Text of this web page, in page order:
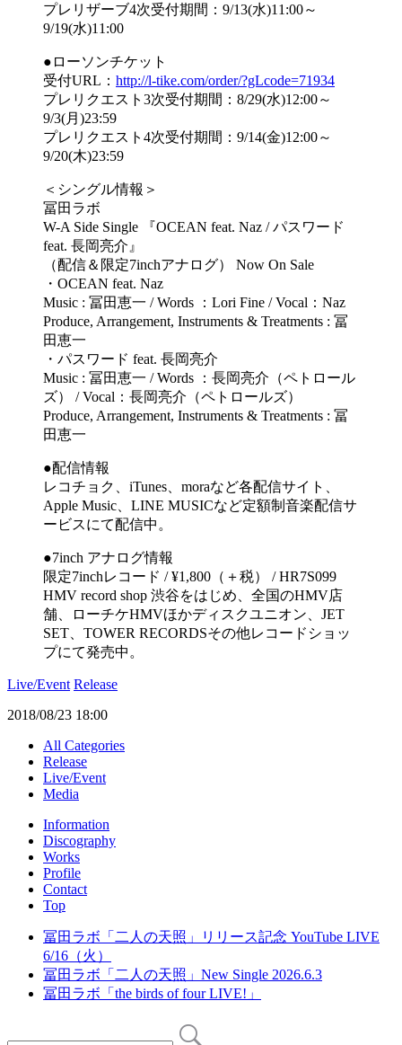
プレリザーブ4次受付期間：9/13(水)11:00～
9/19(水)11:00
●ローソンチケット
受付URL： http://l-tike.com/order/?gLcode=71934
プレリクエスト3次受付期間：8/29(水)12:00～
9/3(月)23:59
プレリクエスト4次受付期間：9/14(金)12:00～
9/20(木)23:59
＜シングル情報＞
冨田ラボ
W-A Side Single 『OCEAN feat. Naz / パスワード
feat. 長岡亮介』
（配信＆限定7inchアナログ） Now On Sale
・OCEAN feat. Naz
Music : 冨田恵一 / Words ：Lori Fine / Vocal：Naz
Produce, Arrangement, Instruments & Treatments : 冨
田恵一
・パスワード feat. 長岡亮介
Music : 冨田恵一 / Words ：長岡亮介（ペトロール
ズ） / Vocal：長岡亮介（ペトロールズ）
Produce, Arrangement, Instruments & Treatments : 冨
田恵一
●配信情報
レコチョク、iTunes、moraなど各配信サイト、
Apple Music、LINE MUSICなど定額制音楽配信サ
ービスにて配信中。
●7inch アナログ情報
限定7inchレコード / ¥1,800（＋税） / HR7S099
HMV record shop 渋谷をはじめ、全国のHMV店
舗、ローチケHMVほかディスクユニオン、JET
SET、TOWER RECORDSその他レコードショッ
プにて発売中。
Live/Event Release
2018/08/23 18:00
All Categories
Release
Live/Event
Media
Information
Discography
Works
Profile
Contact
Top
冨田ラボ「二人の天照」リリース記念 YouTube LIVE
6/16（火）
冨田ラボ「二人の天照」New Single 2026.6.3
冨田ラボ「the birds of four LIVE!」